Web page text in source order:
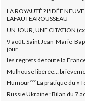
LA ROYAUTÉ ? L'IDÉE
LAFAUTEAROUSSEAU
UN JOUR, UNE CITATION
9 août. Saint Jean-Marie-
jour
les regrets de toute la
Mulhouse libérée…
Humour²²² La pratique du «
Russie Ukraine : Bilan du 7